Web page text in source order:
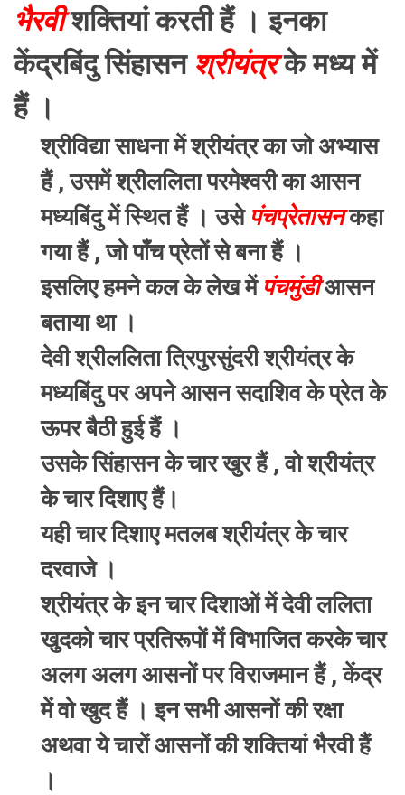
भैरवीशक्तियां करती हैं । इनका
केंद्रबिंदु सिंहासन श्रीयंत्रके मध्य में
हैं ।
श्रीविद्या साधना में श्रीयंत्र का जो अभ्यास
हैं , उसमें श्रीललिता परमेश्वरी का आसन
मध्यबिंदु में स्थित हैं । उसे पंचप्रेतासनकहा
गया हैं , जो पाँच प्रेतों से बना हैं ।
इसलिए हमने कल के लेख में पंचमुंडीआसन
बताया था ।
देवी श्रीललिता त्रिपुरसुंदरी श्रीयंत्र के
मध्यबिंदु पर अपने आसन सदाशिव के प्रेत के
ऊपर बैठी हुई हैं ।
उसके सिंहासन के चार खुर हैं , वो श्रीयंत्र
के चार दिशाए हैं।
यही चार दिशाए मतलब श्रीयंत्र के चार
दरवाजे ।
श्रीयंत्र के इन चार दिशाओं में देवी ललिता
खुदको चार प्रतिरूपों में विभाजित करके चार
अलग अलग आसनों पर विराजमान हैं , केंद्र
में वो खुद हैं । इन सभी आसनों की रक्षा
अथवा ये चारों आसनों की शक्तियां भैरवी हैं
।